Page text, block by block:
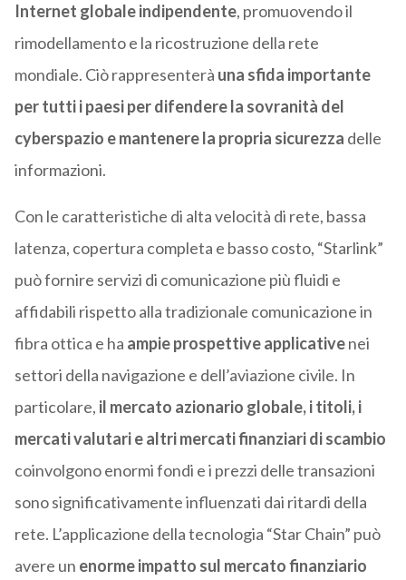
Internet globale indipendente, promuovendo il
rimodellamento e la ricostruzione della rete
mondiale. Ciò rappresenterà una sfida importante
per tutti i paesi per difendere la sovranità del
cyberspazio e mantenere la propria sicurezza delle
informazioni.
Con le caratteristiche di alta velocità di rete, bassa
latenza, copertura completa e basso costo, “Starlink”
può fornire servizi di comunicazione più fluidi e
affidabili rispetto alla tradizionale comunicazione in
fibra ottica e ha ampie prospettive applicativenei
settori della navigazione e dell’aviazione civile. In
particolare, il mercato azionario globale, i titoli, i
mercati valutari e altri mercati finanziari di scambio
coinvolgono enormi fondi e i prezzi delle transazioni
sono significativamente influenzati dai ritardi della
rete. L’applicazione della tecnologia “Star Chain” può
avere un enorme impatto sul mercato finanziario